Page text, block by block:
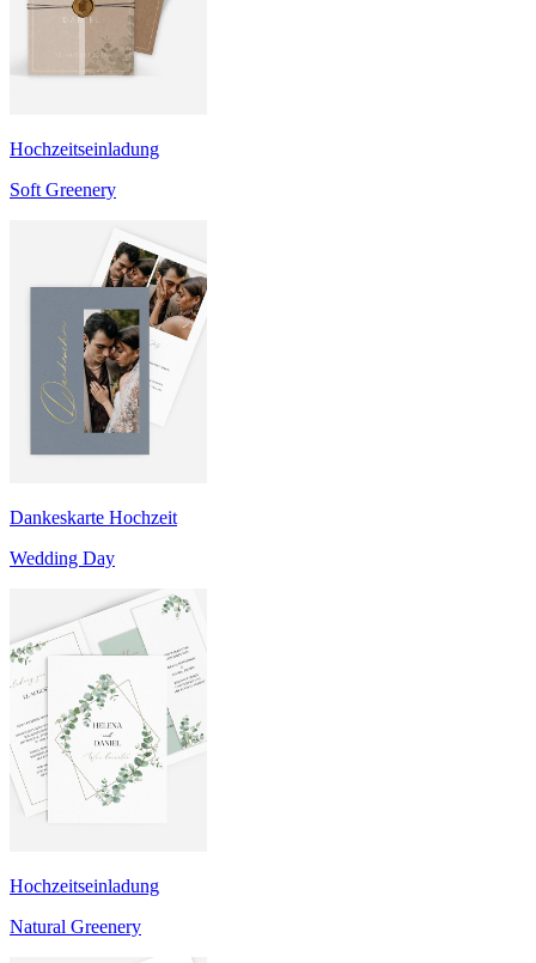
Hochzeitseinladung
Soft Greenery
Dankeskarte Hochzeit
Wedding Day
Hochzeitseinladung
Natural Greenery